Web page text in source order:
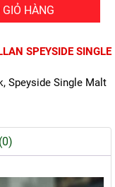
HÀNG
SPEYSIDE SINGLE
, Speyside Single Malt